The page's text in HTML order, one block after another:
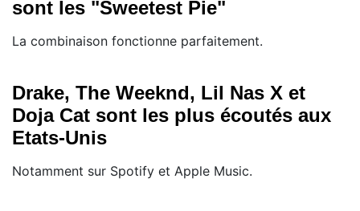
sont les "Sweetest Pie"
La combinaison fonctionne parfaitement.
Drake, The Weeknd, Lil Nas X et
Doja Cat sont les plus écoutés aux
Etats-Unis
Notamment sur Spotify et Apple Music.